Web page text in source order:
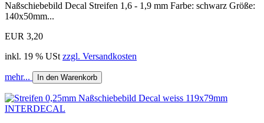
Naßschiebebild Decal Streifen 1,6 - 1,9 mm Farbe: schwarz Größe:
140x50mm...
EUR 3,20
inkl. 19 % USt zzgl. Versandkosten
mehr... In den Warenkorb